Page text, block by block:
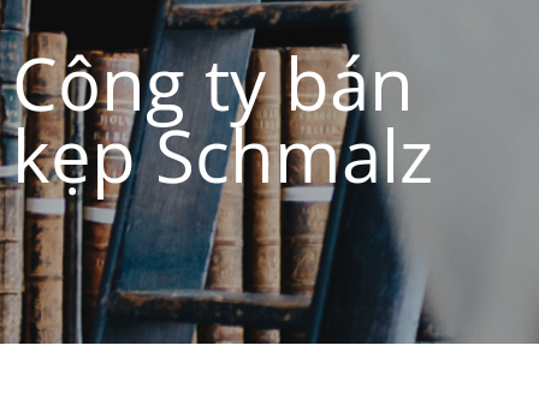
Công ty bán
kẹp Schmalz